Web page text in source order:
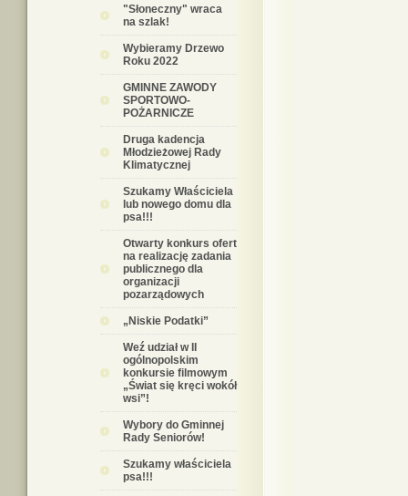
"Słoneczny" wraca
na szlak!
Wybieramy Drzewo
Roku 2022
GMINNE ZAWODY
SPORTOWO-
POŻARNICZE
Druga kadencja
Młodzieżowej Rady
Klimatycznej
Szukamy Właściciela
lub nowego domu dla
psa!!!
Otwarty konkurs ofert
na realizację zadania
publicznego dla
organizacji
pozarządowych
„Niskie Podatki”
Weź udział w II
ogólnopolskim
konkursie filmowym
„Świat się kręci wokół
wsi”!
Wybory do Gminnej
Rady Seniorów!
Szukamy właściciela
psa!!!